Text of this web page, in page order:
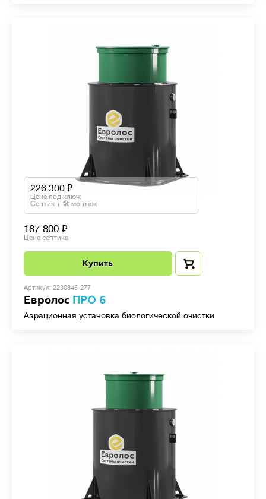
226 300
Цена под ключ:
Септик + 🛠 монтаж
187 800
Цена септика
Купить
Артикул: 2230845-277
Евролос ПРО 6
Аэрационная установка биологической очистки